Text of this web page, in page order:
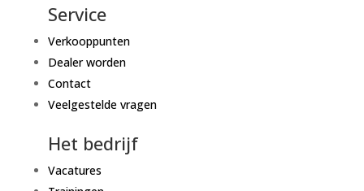
Service
Verkooppunten
Dealer worden
Contact
Veelgestelde vragen
Het bedrijf
Vacatures